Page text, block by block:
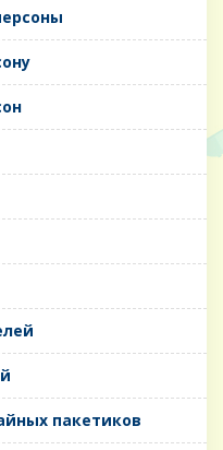
пакетиков